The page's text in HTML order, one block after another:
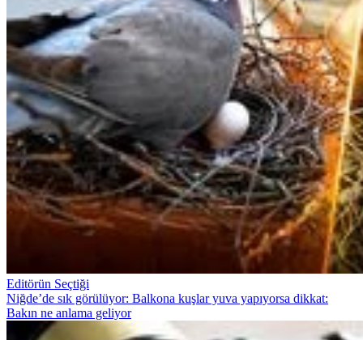
Editörün Seçtiği
Niğde’de sık görülüyor: Balkona kuşlar yuva yapıyorsa dikkat:
Bakın ne anlama geliyor